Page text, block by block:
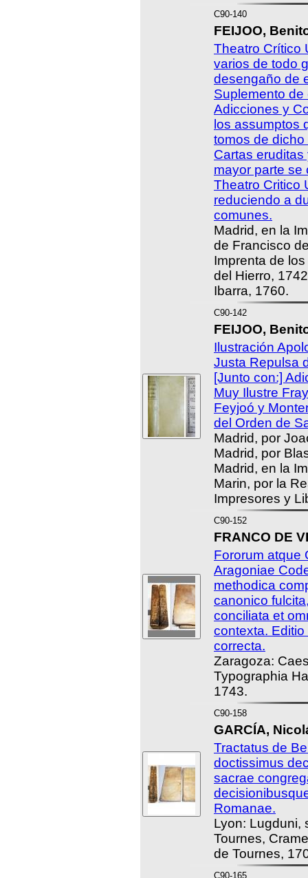
C90-140
FEIJOO,
Theatro Crítico
varios de todo
desengaño de
Suplemento de
Adicciones y
los assumptos
tomos de
Cartas
mayor parte se
Theatro Critico
reduciendo a
comunes.
Madrid, en la
de Francisco
Imprenta de
del Hierro,
Ibarra, 1760.
C90-142
FEIJOO,
Ilustración
Justa Repulsa
[Junto con:]
Muy Ilustre
Feyjoó y
del Orden de
Madrid, por
Madrid, por
Madrid, en la
Marin, por la
Impresores y
C90-152
FRANCO DE
Fororum atque
Aragoniae
methodica
canonico
conciliata et
contexta.
correcta.
Zaragoza:
Typographia
1743.
C90-158
GARCÍA,
Tractatus de
doctissimus
sacrae
Romanae.
Lyon: Lugduni,
Tournes,
de Tournes,
C90-165